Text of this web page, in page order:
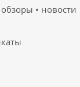
обзоры • новости